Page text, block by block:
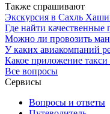
Также спрашивают
Экскурсия в Сахль
Где найти
Можно ли провозить
У каких авиакомпаний
Какое приложение
Все вопросы
Сервисы
Вопросы и ответы